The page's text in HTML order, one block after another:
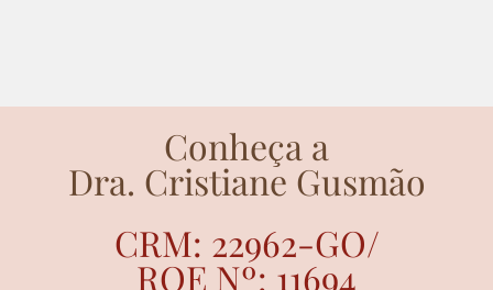
Conheça a
Dra. Cristiane Gusmão
CRM: 22962-GO/
RQE Nº: 11694